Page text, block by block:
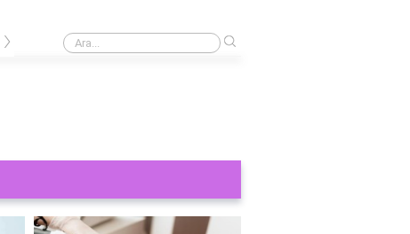
Cinsel bir şey görmek orucu bozar mı?
›